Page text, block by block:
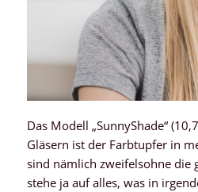
Das Modell „SunnyShade“
Gläsern ist der Farbtupfer in
sind nämlich zweifelsohne die
stehe ja auf alles, was in